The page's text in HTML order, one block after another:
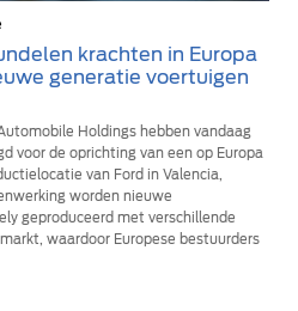
krachten in Europa
generatie voertuigen
Holdings hebben vandaag
voor de oprichting van een op Europa
van Ford in Valencia,
worden nieuwe
geproduceerd met verschillende
waardoor Europese bestuurders